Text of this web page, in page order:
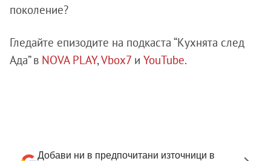
поколение?
Гледайте епизодите на подкаста “Кухнята след
Ада” в NOVA PLAY,Vbox7 и YouTube.
Добави ни в предпочитани източници в